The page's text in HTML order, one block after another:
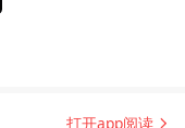
打开app阅读